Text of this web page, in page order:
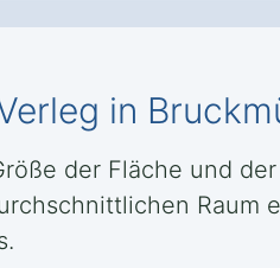
in
der Fläche und